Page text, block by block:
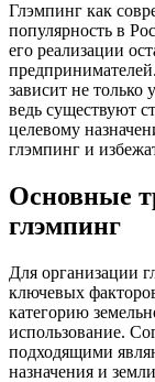
Глэмпинг как
популярность в
его реализации
зависит не только
ведь существуют
целевому
глэмпинг и
Основные
глэмпинг
Для организации
ключевых
категорию
использование.
подходящими
назначения и